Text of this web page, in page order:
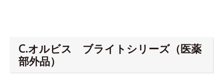
C.オルビス ブライトシリーズ（医薬
部外品）